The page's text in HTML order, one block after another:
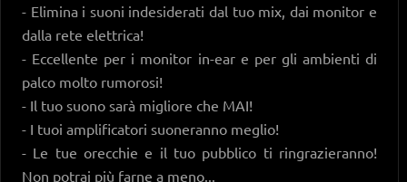
- Elimina i suoni indesiderati dal tuo mix, dai monitor e
dalla rete elettrica!
- Eccellente per i monitor in-ear e per gli ambienti di
palco molto rumorosi!
- Il tuo suono sarà migliore che MAI!
- I tuoi amplificatori suoneranno meglio!
- Le tue orecchie e il tuo pubblico ti ringrazieranno!
Non potrai più farne a meno...